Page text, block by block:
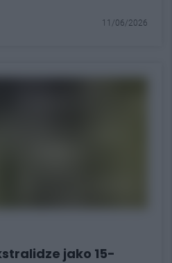
11/06/2026
jako 15-